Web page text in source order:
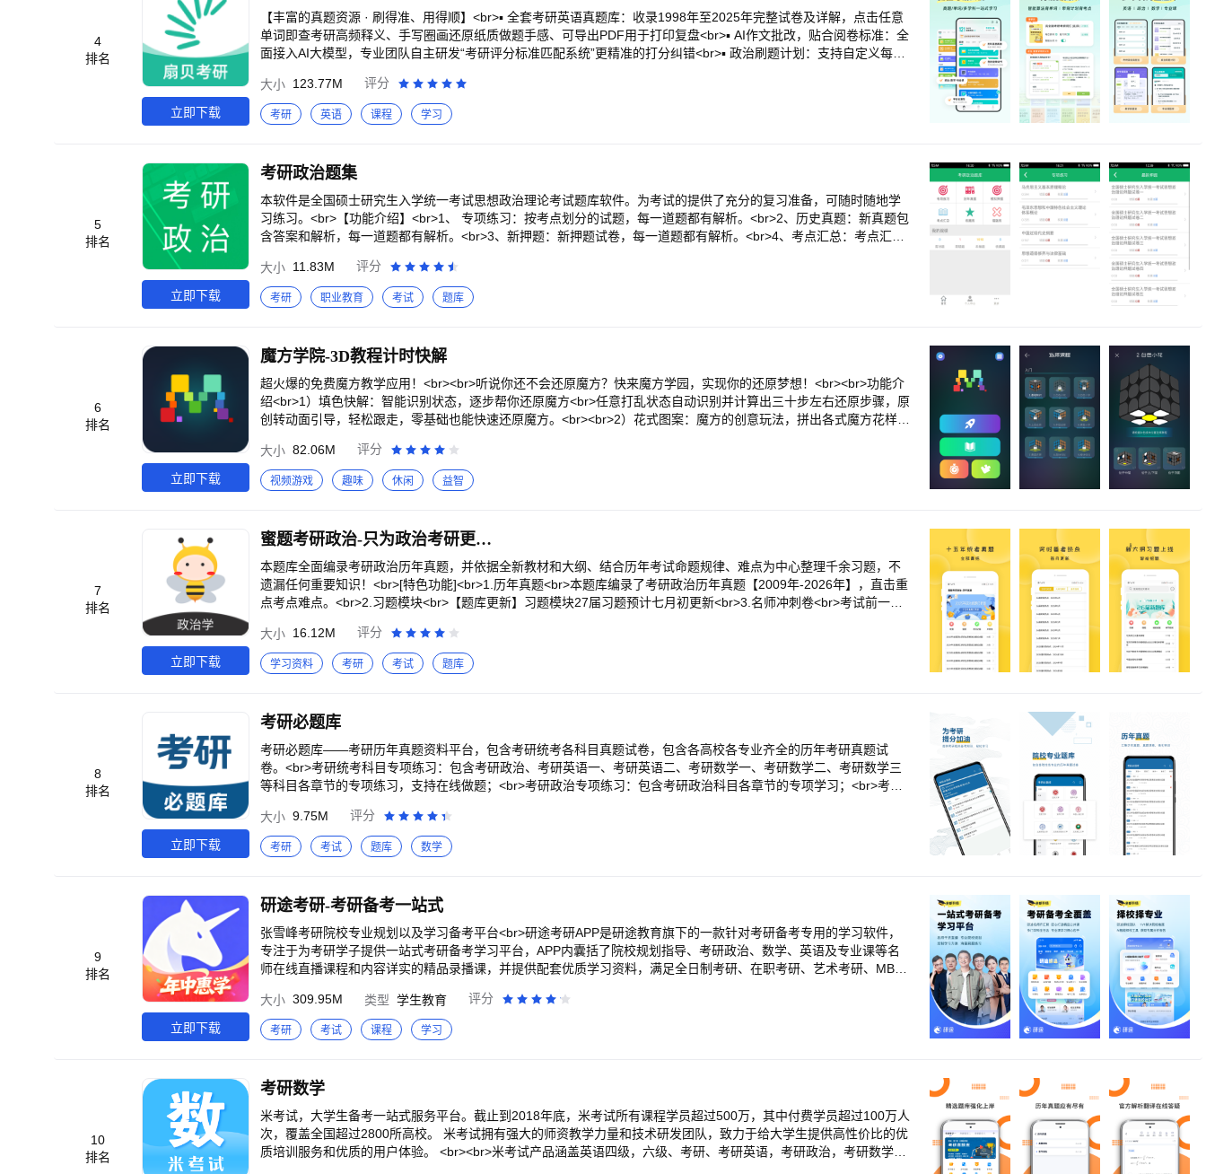
4
排名
立即下载
【丰富的真题资源 · 刷得准、用得顺】<br>▪ 全套考研英语真题库：收录1998年至2025年完整试卷及详解，点击任意
单词即查考研高频释义、手写圈画还原纸质做题手感、可导出PDF用于打印复盘<br>▪ AI作文批改，贴合阅卷标准：全
面接入AI大模型，专业团队自主研发“考研评分标准匹配系统”更精准的打分纠错<br>▪ 政治刷题计划：支持自定义每日
3教育综合 / 306西医综合 / 307中医综合 / 199管综 / 396经济学，适配统考 / 联考命题趋势，核心考点标注<br>▪ 数学
真题宝：收录1998年至2025年真题，每道题配备“不跳步解析”<br><br>【高效的背诵方法 · 记得快、忘得慢】<br>▪
智能记忆算法背单词：聚焦考研英语一 / 二核心高频词、考研专属释义。通过专利「精简单词智能系统」（ZL 2024 1
/ 强化 / 冲刺）智能匹配内容，任务量贴合每日复习时长<br><br>【备考各阶段规划 · 从入门到复试，全程不迷茫】<b
r>▪ 智能规划，精准择校：基于DeepSeek R1大模型，整合近1000所院校近3年复试线 / 报录比 / 推免名额数据<br>▪
定制考研计划：生成 “可调整的每日任务清单”，支持日 / 周 / 月 / 年学习时长统计，进度可视化<br>▪ 考研同源报刊：
精选200篇外刊每日更新，选自考研真题同源刊物，标注真题高频词、长难句，边读边提升阅读速度与理解能力<br>▪
长难句每日一句：每天推送 1 句 “考研高频句式”，10分钟即可掌握，无需复杂语法基础也能突破长难句瓶颈<br>▪ 复
练：支持口语跟读与发音纠正，逐词、逐句、逐篇多维度打分。答案分段带背缓解面试紧张<br><br>联系我们：「我
的」-「帮助与客服」<br>考研会员服务协议：https://web.shanbay.com/tp/payment/pg-vip-service-agreement<br>
考研会员连续包月协议：https://web.shanbay.com/tp/payment/pg-vip-agreement
大小 123.77M 评分
考研 英语 课程 学习
5
排名
立即下载
考研政治题集
本软件是全国硕士研究生入学统一考试思想政治理论考试题库软件。为考试的提供了充分的复习准备，可随时随地学
习练习。<br>【功能介绍】<br>1、 专项练习：按考点划分的试题，每一道题都有解析。<br>2、历史真题：新真题包
含答案和解析，每一道题都有解析。<br>3、新押题：新押题试卷，每一道题都有解析。<br>4、考点汇总：考点汇总
库：可自动加练习过程中错题加入收藏，以便反复练习。<br>7、收藏夹：可在练习过程中自行收录题目到收藏夹，形
成自己的小题库，针对性练习，提高通过率。<br>8、安装后可离线浏览，不用联网也可以浏览，速度快，无广告。<b
r>9、定期更新题库。<br>【考研政治题库相关内容】<br>考研,考研政治,政治,考研政治题库,硕士,研究生,思想政治理
大小 11.83M 评分
考研 职业教育 考试 题库
6
排名
立即下载
魔方学院-3D教程计时快解
超火爆的免费魔方教学应用！<br><br>听说你还不会还原魔方？快来魔方学园，实现你的还原梦想！<br><br>功能介
绍<br>1）填色快解：智能识别状态，逐步帮你还原魔方<br>任意打乱状态自动识别并计算出三十步左右还原步骤，原
创转动面引导，轻松跟走，零基础也能快速还原魔方。<br><br>2）花式图案：魔方的创意玩法，拼出各式魔方花样<b
动画引导，哪里不会点哪里<br>根据手上魔方情况选择观看相应的动画演示，记录学习进度，一步一步真正学会还原
魔方。<br><br>4）计时功能：还原魔方快不快，赶紧计时来看看<br>支持自由计时和生成打乱公式，记录你学习魔方
路上进步的点点滴滴。<br><br>更多魔方类型和高级玩法即将开放，欢迎小伙伴们与我们交流，我们会不断优化内
网：www.giiker.cn
大小 82.06M 评分
视频游戏 趣味 休闲 益智
7
排名
立即下载
蜜题考研政治-只为政治考研更轻松
本题库全面编录考研政治历年真题，并依据全新教材和大纲、结合历年考试命题规律、难点为中心整理千余习题，不
遗漏任何重要知识！<br>[特色功能]<br>1.历年真题<br>本题库编录了考研政治历年真题【2009年-2026年】，直击重
点考点难点。<br>2.习题模块<br>【题库更新】习题模块27届习题预计七月初更新<br>3.名师冲刺卷<br>考试前一个
强大<br>收藏、错题(自动添加)、搜索、智能组题、学习模式切换等功能让您高效学习。
大小 16.12M 评分
学习资料 考研 考试 题库
8
排名
立即下载
考研必题库
考研必题库——考研历年真题资料平台，包含考研统考各科目真题试卷，包含各高校各专业齐全的历年考研真题试
卷。<br>考研统考科目专项练习：包含考研政治、考研英语一、考研英语二、考研数学一、考研数学二、考研数学三
等科目各章节的专项练习，支持在线做题；<br>考研政治专项练习：包含考研政治科目各章节的专项学习；<br>考研
数学专项练习：包含考研数学下的高等数学、线性代数、概率论与数理郭张庄等专项练习；<br>考研统考真题试卷练
习：包含考研政治、考研英语一、考研英语二、考研数学一、考研数学二、考研数学三等科目历年的真题试卷练习，
支持在线做题；<br>考研数学必背公式：包含考研数学一、考研数学二、考研数学三等科目的数学常考公式，并配有
目前支持试卷、题目、公式的收藏；<br>错题功能：针对在线练习的错题自动标注，方便整理自己的错题集。
大小 9.75M 评分
考研 考试 题库 数学
9
排名
立即下载
研途考研-考研备考一站式
张雪峰考研院校专业规划以及学习备考平台<br>研途考研APP是研途教育旗下的一款针对考研备考专用的学习软件，
专注于为考研学子提供一站式考研备考学习平台，APP内囊括了院校规划指导、考研政治、数学、英语及专业课等名
师在线直播课程和内容详实的精品录播课，并提供配套优质学习资料，满足全日制考研、在职考研、艺术考研、MBA
屠皓民、唐迟、颉斌斌；考研数学杨超领航的名师团队为芊芊学子的考研备考保驾护航。<br><br>【1V1定制课】<br
>精准匹配专业顾问，定制专属学习计划，提供从初试到复试的全方位备考指导。<br><br>【考研题库】<br>50000＋
全科精选试题，历年真题、考点刷题、错题集等功能上线，各类习题一网打尽。<br><br>【线上模考】<br>万人线上
【海量研讯】<br>实时更新各类院校信息及考试资讯，网罗各种学习工具，备考干货。<br><br>【在线课堂】<br>超
多好课免费试听，名师团队直播课程，实时互动，原生画质，高清流畅。<br><br>关键词：考研、考研英语、张雪峰
团队、考研英语词汇、考研政治、研究生、法硕考研、管综、教育学、在职考研、徐涛、曲艺、屠皓民、杨超、唐
迟、颉斌斌
大小 309.95M 类型 学生教育 评分
考研 考试 课程 学习
10
排名
考研数学
米考试，大学生备考一站式服务平台。截止到2018年底，米考试所有课程学员超过500万，其中付费学员超过100万人
次，覆盖全国超过2800所高校。 米考试拥有强大的师资教学力量和技术研发团队，致力于给大学生提供高性价比的优
质培训服务和优质的用户体验。 <br><br>米考试产品涵盖英语四级，六级、考研、考研英语，考研政治，考研数学，